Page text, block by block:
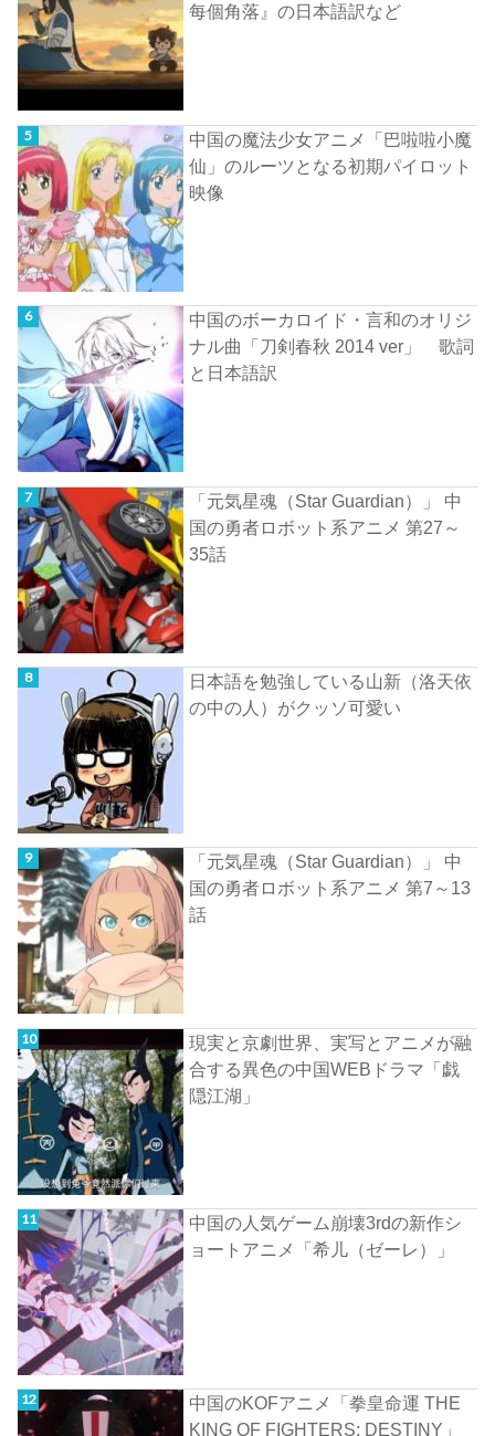
每個角落』の日本語訳など
中国の魔法少女アニメ「巴啦啦小魔
仙」のルーツとなる初期パイロット
映像
中国のボーカロイド・言和のオリジ
ナル曲「刀剣春秋 2014 ver」 歌詞
と日本語訳
「元気星魂（Star Guardian）」 中
国の勇者ロボット系アニメ 第27～
35話
日本語を勉強している山新（洛天依
の中の人）がクッソ可愛い
「元気星魂（Star Guardian）」 中
国の勇者ロボット系アニメ 第7～13
話
現実と京劇世界、実写とアニメが融
合する異色の中国WEBドラマ「戯
隠江湖」
中国の人気ゲーム崩壊3rdの新作シ
ョートアニメ「希儿（ゼーレ）」
中国のKOFアニメ「拳皇命運 THE
KING OF FIGHTERS: DESTINY」